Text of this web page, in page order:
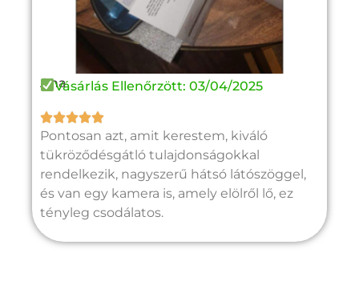
AnaVásárlás Ellenőrzött: 03/04/2025

Pontosan azt, amit kerestem, kiváló
tükröződésgátló tulajdonságokkal
rendelkezik, nagyszerű hátsó látószöggel,
és van egy kamera is, amely elölről lő, ez
tényleg csodálatos.